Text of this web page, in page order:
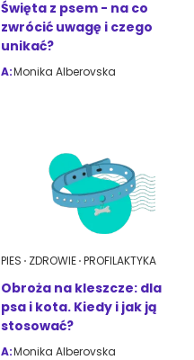
Święta z psem - na co
zwrócić uwagę i czego
unikać?
A:Monika Alberovska
PIES ZDROWIE PROFILAKTYKA
Obroża na kleszcze: dla
psa i kota. Kiedy i jak ją
stosować?
A:Monika Alberovska